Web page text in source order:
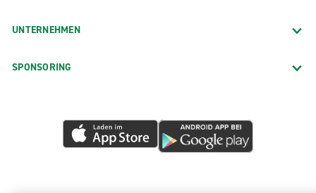
UNTERNEHMEN
SPONSORING